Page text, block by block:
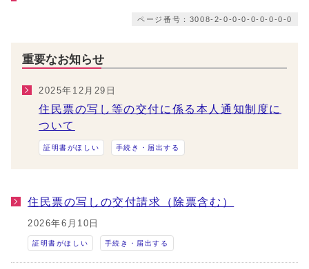
ページ番号：3008-2-0-0-0-0-0-0-0-0
重要なお知らせ
2025年12月29日
住民票の写し等の交付に係る本人通知制度に
ついて
証明書がほしい 手続き・届出する
住民票の写しの交付請求（除票含む）
2026年6月10日
証明書がほしい 手続き・届出する